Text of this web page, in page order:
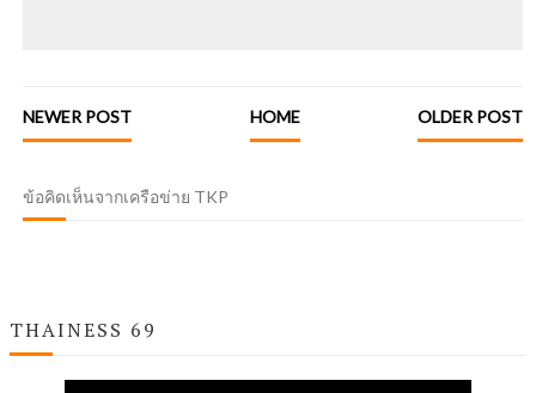
NEWER POST OLDER POST
HOME
ข้อคิดเห็นจากเครือข่าย TKP
THAINESS 69